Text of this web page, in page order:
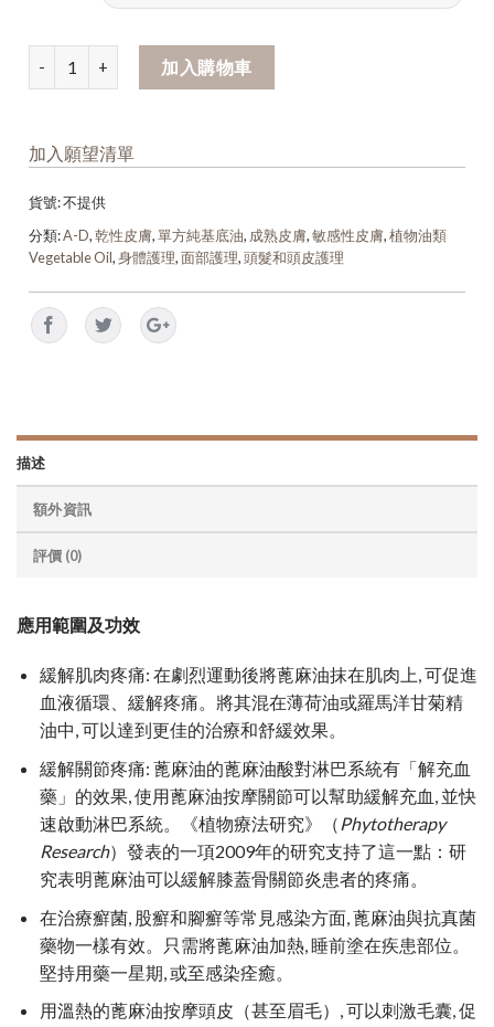
加入購物車
加入願望清單
貨號:不提供
分類:A-D,乾性皮膚,單方純基底油, 成熟皮膚,敏感性皮膚,植物油類
Vegetable Oil,身體護理,面部護理,頭髮和頭皮護理
描述
額外資訊
評價 (0)
應用範圍及功效
緩解肌肉疼痛: 在劇烈運動後將蓖麻油抹在肌肉上, 可促進
血液循環、緩解疼痛。將其混在薄荷油或羅馬洋甘菊精
油中, 可以達到更佳的治療和舒緩效果。
緩解關節疼痛: 蓖麻油的蓖麻油酸對淋巴系統有「解充血
藥」的效果, 使用蓖麻油按摩關節可以幫助緩解充血, 並快
速啟動淋巴系統。《植物療法研究》（ Phytotherapy
Research）發表的一項2009年的研究支持了這一點：研
究表明蓖麻油可以緩解膝蓋骨關節炎患者的疼痛。
在治療癬菌, 股癬和腳癬等常見感染方面, 蓖麻油與抗真菌
藥物一樣有效。只需將蓖麻油加熱, 睡前塗在疾患部位。
堅持用藥一星期, 或至感染痊癒。
用溫熱的蓖麻油按摩頭皮（甚至眉毛）, 可以刺激毛囊, 促